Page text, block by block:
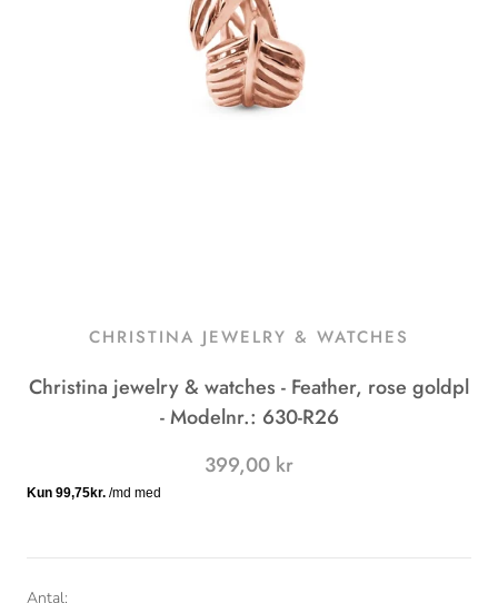
CHRISTINA JEWELRY & WATCHES
Christina jewelry & watches - Feather, rose goldpl
- Modelnr.: 630-R26
399,00 kr
Antal: